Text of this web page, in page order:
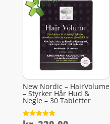
New Nordic – HairVolume
– Styrker Hår Hud &
Negle – 30 Tabletter
Vurderet